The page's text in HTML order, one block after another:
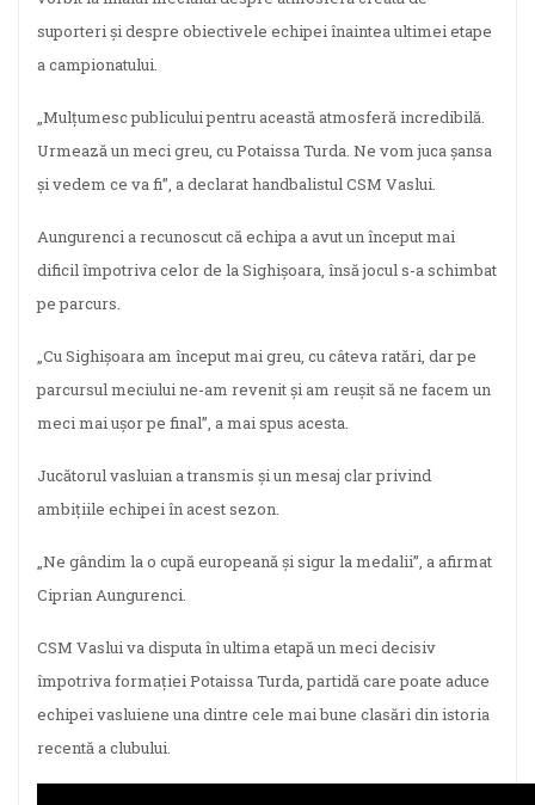
suporteri și despre obiectivele echipei înaintea ultimei etape
a campionatului.
„Mulțumesc publicului pentru această atmosferă incredibilă.
Urmează un meci greu, cu Potaissa Turda. Ne vom juca șansa
și vedem ce va fi”, a declarat handbalistul CSM Vaslui.
Aungurenci a recunoscut că echipa a avut un început mai
dificil împotriva celor de la Sighișoara, însă jocul s-a schimbat
pe parcurs.
„Cu Sighișoara am început mai greu, cu câteva ratări, dar pe
parcursul meciului ne-am revenit și am reușit să ne facem un
meci mai ușor pe final”, a mai spus acesta.
Jucătorul vasluian a transmis și un mesaj clar privind
ambițiile echipei în acest sezon.
„Ne gândim la o cupă europeană și sigur la medalii”, a afirmat
Ciprian Aungurenci.
CSM Vaslui va disputa în ultima etapă un meci decisiv
împotriva formației Potaissa Turda, partidă care poate aduce
echipei vasluiene una dintre cele mai bune clasări din istoria
recentă a clubului.